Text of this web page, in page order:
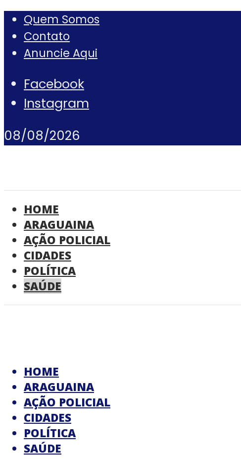
Quem Somos
Contato
Anuncie Aqui
Facebook
Instagram
08/08/2026
HOME
ARAGUAINA
AÇÃO POLICIAL
CIDADES
POLÍTICA
SAÚDE
HOME
ARAGUAINA
AÇÃO POLICIAL
CIDADES
POLÍTICA
SAÚDE